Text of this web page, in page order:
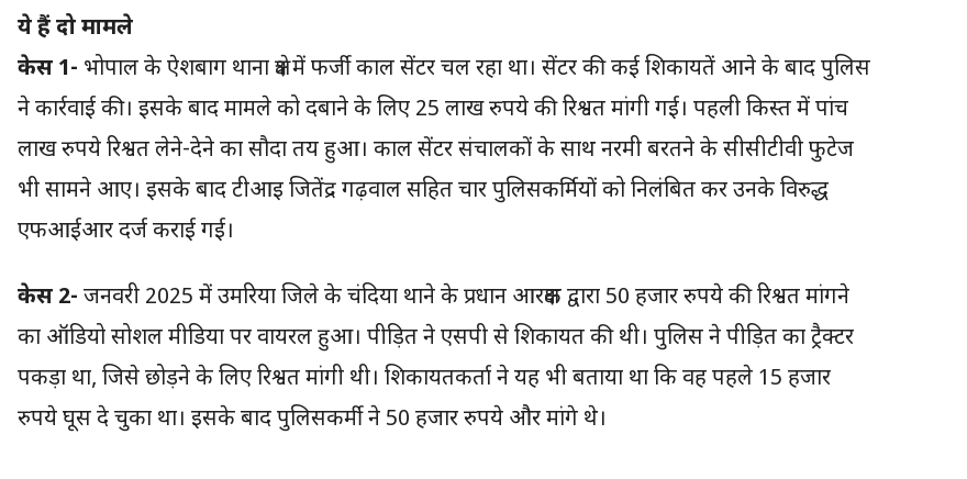
ये हैं दो मामले
केस 1- भोपाल के ऐशबाग थाना क्षेत्र में फर्जी काल सेंटर चल रहा था। सेंटर की कई शिकायतें आने के बाद पुलिस
ने कार्रवाई की। इसके बाद मामले को दबाने के लिए 25 लाख रुपये की रिश्वत मांगी गई। पहली किस्त में पांच
लाख रुपये रिश्वत लेने-देने का सौदा तय हुआ। काल सेंटर संचालकों के साथ नरमी बरतने के सीसीटीवी फुटेज
भी सामने आए। इसके बाद टीआइ जितेंद्र गढ़वाल सहित चार पुलिसकर्मियों को निलंबित कर उनके विरुद्ध
एफआईआर दर्ज कराई गई।
केस 2- जनवरी 2025 में उमरिया जिले के चंदिया थाने के प्रधान आरक्षक द्वारा 50 हजार रुपये की रिश्वत मांगने
का ऑडियो सोशल मीडिया पर वायरल हुआ। पीड़ित ने एसपी से शिकायत की थी। पुलिस ने पीड़ित का ट्रैक्टर
पकड़ा था, जिसे छोड़ने के लिए रिश्वत मांगी थी। शिकायतकर्ता ने यह भी बताया था कि वह पहले 15 हजार
रुपये घूस दे चुका था। इसके बाद पुलिसकर्मी ने 50 हजार रुपये और मांगे थे।